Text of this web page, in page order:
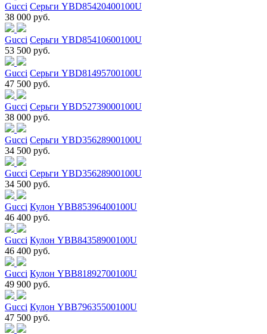
Gucci Серьги YBD85420400100U
38 000 руб.
Gucci Серьги YBD85410600100U
53 500 руб.
Gucci Серьги YBD81495700100U
47 500 руб.
Gucci Серьги YBD52739000100U
38 000 руб.
Gucci Серьги YBD35628900100U
34 500 руб.
Gucci Серьги YBD35628900100U
34 500 руб.
Gucci Кулон YBB85396400100U
46 400 руб.
Gucci Кулон YBB84358900100U
46 400 руб.
Gucci Кулон YBB81892700100U
49 900 руб.
Gucci Кулон YBB79635500100U
47 500 руб.